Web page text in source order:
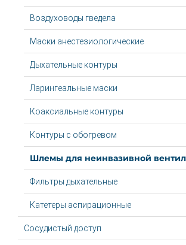
Воздуховоды гведела
Маски анестезиологические
Дыхательные контуры
Ларингеальные маски
Коаксиальные контуры
Контуры с обогревом
Шлемы для неинвазивной
Фильтры дыхательные
Катетеры аспирационные
Сосудистый доступ